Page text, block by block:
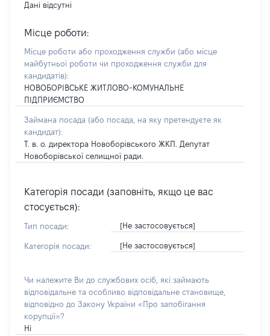
Дані відсутні
Місце роботи:
Місце роботи або проходження служби (або місце
майбутньої роботи чи проходження служби для
кандидатів):
НОВОБОРІВСЬКЕ ЖИТЛОВО-КОМУНАЛЬНЕ
ПІДПРИЄМСТВО
Займана посада (або посада, на яку претендуєте як
кандидат):
Т. в. о. директора Новоборівського ЖКП. Депутат
Новоборівської селищної ради.
Категорія посади (заповніть, якщо це вас
стосується):
Тип посади: [Не застосовується]
Категорія посади: [Не застосовується]
Чи належите Ви до службових осіб, які займають
відповідальне та особливо відповідальне становище,
відповідно до Закону України «Про запобігання
корупції»?
Ні